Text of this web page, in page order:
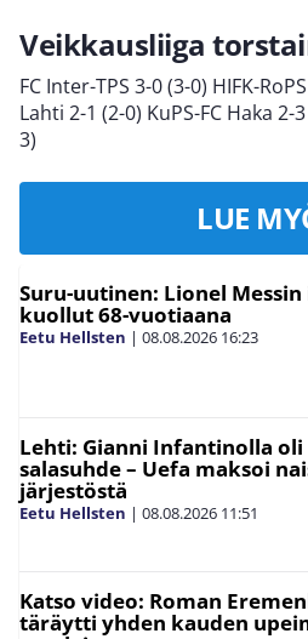
Veikkausliiga
FC Inter-TPS 3-0 (3-0) HIFK-
Lahti 2-1 (2-0) KuPS-FC Haka 2-
3)
LUE
Suru-uutinen: Lionel Messin
kuollut 68-vuotiaana
Eetu Hellsten | 08.08.2026 16:23
Lehti: Gianni Infantinolla oli
salasuhde – Uefa maksoi
järjestöstä
Eetu Hellsten | 08.08.2026 11:51
Katso video: Roman
täräytti yhden kauden